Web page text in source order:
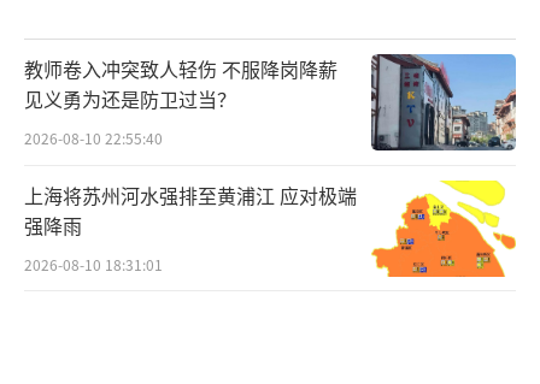
教师卷入冲突致人轻伤 不服降岗降薪
见义勇为还是防卫过当？
2026-08-10 22:55:40
上海将苏州河水强排至黄浦江 应对极端
强降雨
2026-08-10 18:31:01